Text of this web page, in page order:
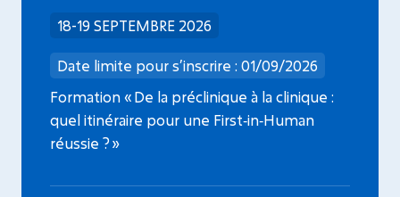
18-19 SEPTEMBRE 2026
Date limite pour s’inscrire : 01/09/2026
Formation « De la préclinique à la clinique :
quel itinéraire pour une First‑in‑Human
réussie ? »